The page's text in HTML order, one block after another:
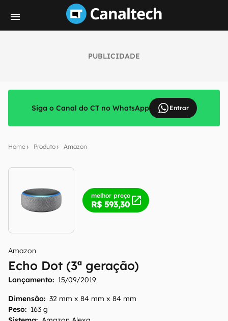
PUBLICIDADE
Siga o Canal do CT no WhatsApp Entrar
Home Produto Amazon
melhor preço
R$ 593,30
Amazon
Echo Dot (3ª geração)
Lançamento: 15/09/2019
Dimensão: 32 mm x 84 mm x 84 mm
Peso: 163 g